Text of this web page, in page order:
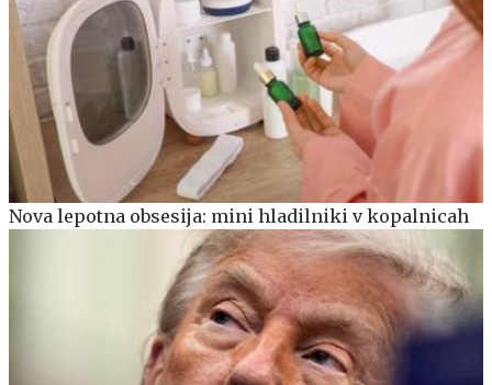
Nova lepotna obsesija: mini hladilniki v kopalnicah